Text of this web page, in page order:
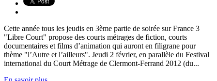
Cette année tous les jeudis en 3ème partie de soirée sur France 3
"Libre Court" propose des courts métrages de fiction, courts
documentaires et films d’animation qui auront en filigrane pour
thème "l’Autre et l’ailleurs". Jeudi 2 février, en parallèle du Festival
international du Court Métrage de Clermont-Ferrand 2012 (du...